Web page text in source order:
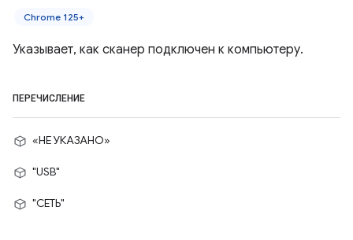
Chrome 125+
Указывает, как сканер подключен к компьютеру.
ПЕРЕЧИСЛЕНИЕ
«НЕ УКАЗАНО»
"USB"
"СЕТЬ"